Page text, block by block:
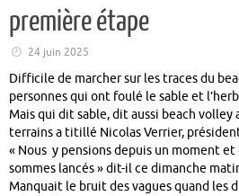
première étape
24 juin 2025
Difficile de marcher sur les traces du
personnes qui ont foulé le sable et
Mais qui dit sable, dit aussi beach volley
terrains a titillé Nicolas Verrier,
« Nous y pensions depuis un moment
sommes lancés » dit-il ce dimanche
Manquait le bruit des vagues quand les